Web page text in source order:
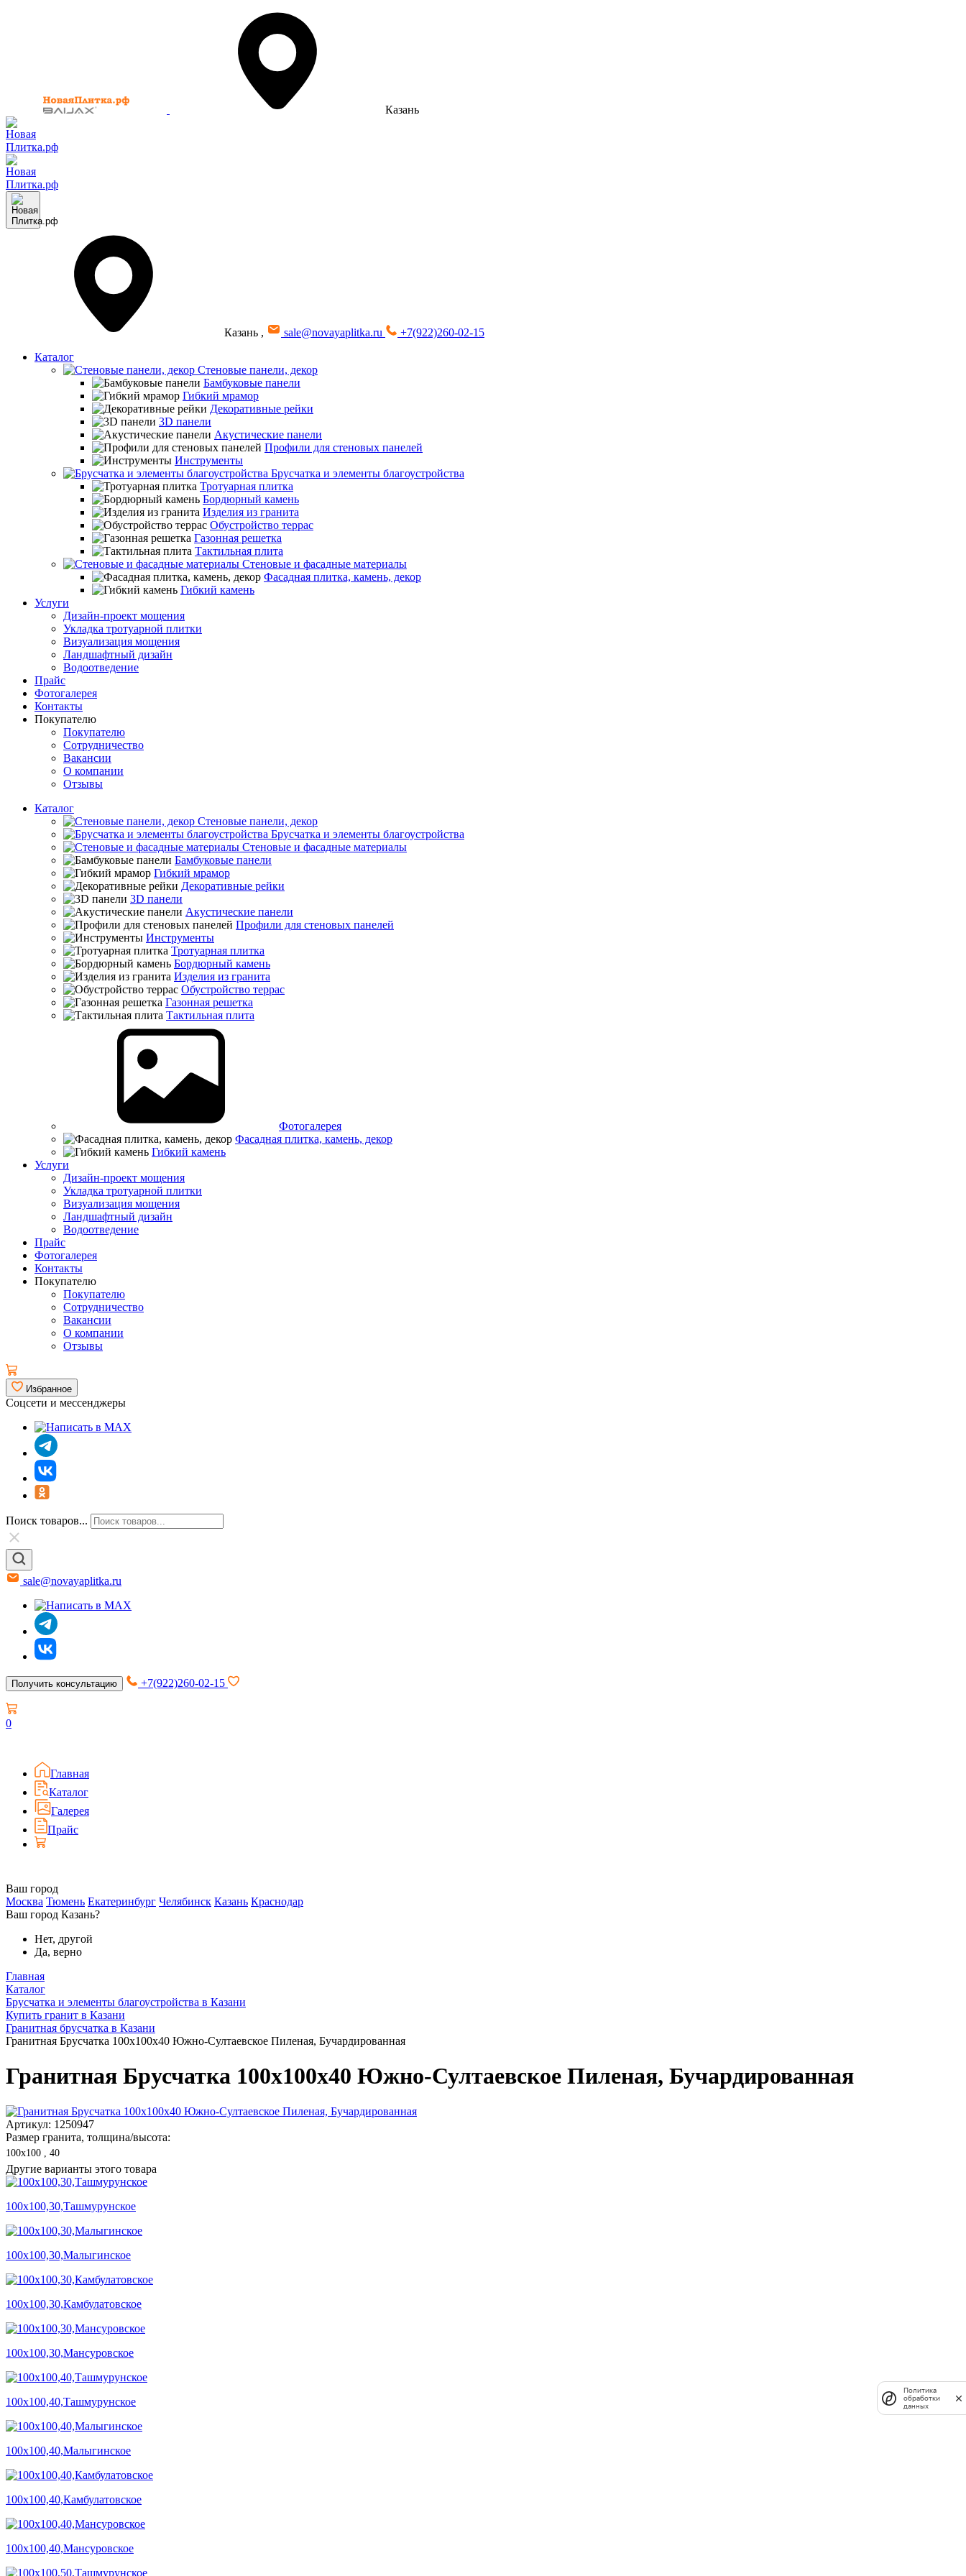
Казань
Казань , sale@novayaplitka.ru
+7(922)260-02-15
Каталог
Стеновые панели, декор
Бамбуковые панели
Гибкий мрамор
Декоративные рейки
3D панели
Акустические панели
Профили для стеновых панелей
Инструменты
Брусчатка и элементы благоустройства
Тротуарная плитка
Бордюрный камень
Изделия из гранита
Обустройство террас
Газонная решетка
Тактильная плита
Стеновые и фасадные материалы
Фасадная плитка, камень, декор
Гибкий камень
Услуги
Дизайн-проект мощения
Укладка тротуарной плитки
Визуализация мощения
Ландшафтный дизайн
Водоотведение
Прайс
Фотогалерея
Контакты
Покупателю
Покупателю
Сотрудничество
Вакансии
О компании
Отзывы
Каталог
Стеновые панели, декор
Брусчатка и элементы благоустройства
Стеновые и фасадные материалы
Бамбуковые панели
Гибкий мрамор
Декоративные рейки
3D панели
Акустические панели
Профили для стеновых панелей
Инструменты
Тротуарная плитка
Бордюрный камень
Изделия из гранита
Обустройство террас
Газонная решетка
Тактильная плита
Фотогалерея
Фасадная плитка, камень, декор
Гибкий камень
Услуги
Дизайн-проект мощения
Укладка тротуарной плитки
Визуализация мощения
Ландшафтный дизайн
Водоотведение
Прайс
Фотогалерея
Контакты
Покупателю
Покупателю
Сотрудничество
Вакансии
О компании
Отзывы
Избранное
Соцсети и мессенджеры
Поиск товаров...
sale@novayaplitka.ru
Получить консультацию +7(922)260-02-15
0
Главная
Каталог
Галерея
Прайс
Ваш город
Москва Тюмень Екатеринбург Челябинск Казань Краснодар
Ваш город Казань?
Нет, другой
Да, верно
Главная
Каталог
Брусчатка и элементы благоустройства в Казани
Купить гранит в Казани
Гранитная брусчатка в Казани
Гранитная Брусчатка 100х100x40 Южно-Султаевское Пиленая, Бучардированная
Гранитная Брусчатка 100х100x40 Южно-Султаевское Пиленая, Бучардированная
Артикул: 1250947
Размер гранита, толщина/высота:
100х100 , 40
Другие варианты этого товара
100х100,30,Ташмурунское
100х100,30,Малыгинское
100х100,30,Камбулатовское
100х100,30,Мансуровское
100х100,40,Ташмурунское
100х100,40,Малыгинское
100х100,40,Камбулатовское
100х100,40,Мансуровское
Политика
обработки
данных